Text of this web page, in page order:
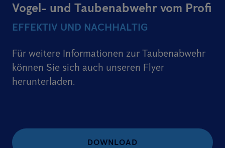
Vogel- und Taubenabwehr vom Profi
EFFEKTIV UND NACHHALTIG
Für weitere Informationen zur Taubenabwehr
können Sie sich auch unseren Flyer
herunterladen.
DOWNLOAD